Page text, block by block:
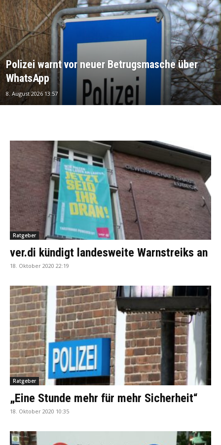
Polizei warnt vor neuer Betrugsmasche über
WhatsApp
8. August 2026 13:57
Ratgeber
ver.di kündigt landesweite Warnstreiks an
18. Oktober 2020 22:19
Ratgeber
„Eine Stunde mehr für mehr Sicherheit“
18. Oktober 2020 10:35